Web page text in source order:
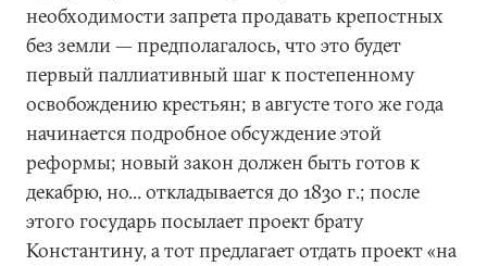
необходимости запрета продавать крепостных
без земли — предполагалось, что это будет
первый паллиативный шаг к постепенному
освобождению крестьян; в августе того же года
начинается подробное обсуждение этой
реформы; новый закон должен быть готов к
декабрю, но... откладывается до 1830 г.; после
этого государь посылает проект брату
Константину, а тот предлагает отдать проект «на